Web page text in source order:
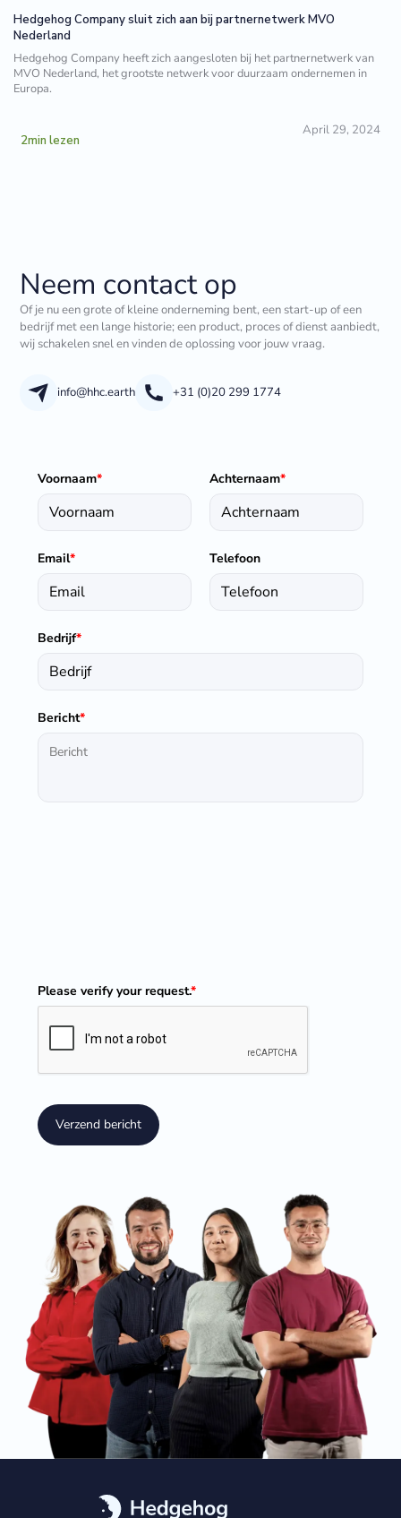
Hedgehog Company sluit zich aan bij partnernetwerk MVO
Nederland
Hedgehog Company heeft zich aangesloten bij het partnernetwerk van
MVO Nederland, het grootste netwerk voor duurzaam ondernemen in
Europa.
2min lezen
April 29, 2024
Neem contact op
Of je nu een grote of kleine onderneming bent, een start-up of een
bedrijf met een lange historie; een product, proces of dienst aanbiedt,
wij schakelen snel en vinden de oplossing voor jouw vraag.
info@hhc.earth +31 (0)20 299 1774
Voornaam* Achternaam*
Email* Telefoon
Bedrijf*
Bericht*
Please verify your request.*
Verzend bericht